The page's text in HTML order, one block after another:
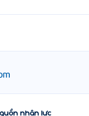
nhân lực